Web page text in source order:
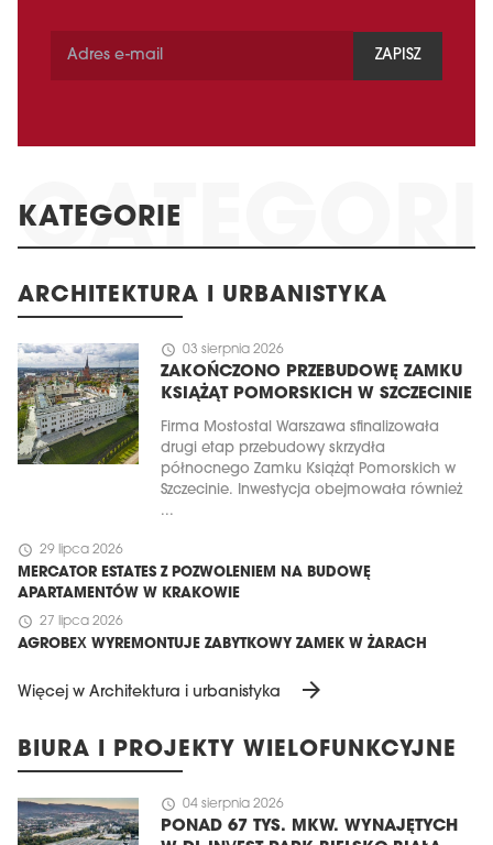
ZAPISZ
KATEGORIE
ARCHITEKTURA I URBANISTYKA
schedule 03 sierpnia 2026
ZAKOŃCZONO PRZEBUDOWĘ ZAMKU
KSIĄŻĄT POMORSKICH W SZCZECINIE
Firma Mostostal Warszawa sfinalizowała
drugi etap przebudowy skrzydła
północnego Zamku Książąt Pomorskich w
Szczecinie. Inwestycja obejmowała również
...
schedule 29 lipca 2026
MERCATOR ESTATES Z POZWOLENIEM NA BUDOWĘ
APARTAMENTÓW W KRAKOWIE
schedule 27 lipca 2026
AGROBEX WYREMONTUJE ZABYTKOWY ZAMEK W ŻARACH
Więcej w Architektura i urbanistyka arrow_forward
BIURA I PROJEKTY WIELOFUNKCYJNE
schedule 04 sierpnia 2026
PONAD 67 TYS. MKW. WYNAJĘTYCH